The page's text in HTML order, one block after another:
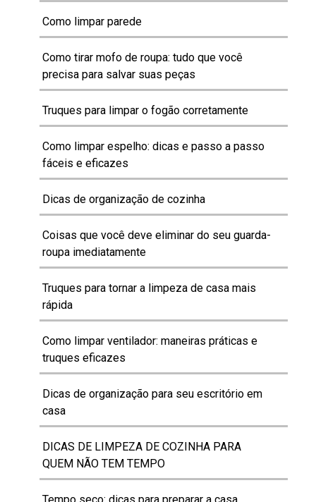
Como limpar parede
Como tirar mofo de roupa: tudo que você
precisa para salvar suas peças
Truques para limpar o fogão corretamente
Como limpar espelho: dicas e passo a passo
fáceis e eficazes
Dicas de organização de cozinha
Coisas que você deve eliminar do seu guarda-
roupa imediatamente
Truques para tornar a limpeza de casa mais
rápida
Como limpar ventilador: maneiras práticas e
truques eficazes
Dicas de organização para seu escritório em
casa
DICAS DE LIMPEZA DE COZINHA PARA
QUEM NÃO TEM TEMPO